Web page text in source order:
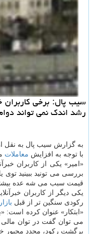
سیب پال: برخی كاربران
رشد اندك نمی تواند
به گزارش سیب پال به نقل از
با توجه به افزایش معاملات
«امیر» یكی از كاربران
بررسی می تونید ببینید
قیمت سبب می شه عده
یكی دیگر از كاربران
ركودی سنگین تر از قبل بازار
«ابتكار» عنوان كرده
می توان گفت در توان مالی
برگشت ركود، مجدد مجبور